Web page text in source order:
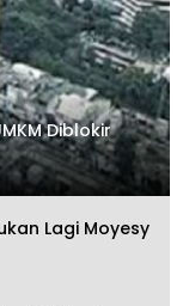
Diblokir
Lagi Moyesy